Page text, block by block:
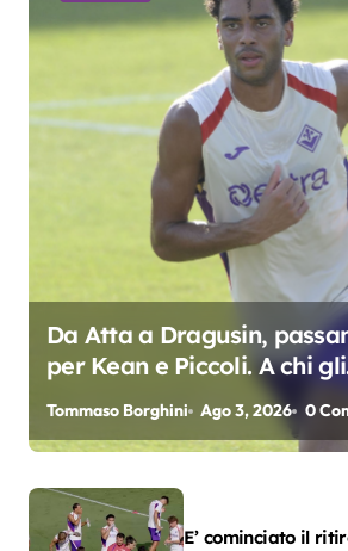
Da Atta a Dragusin,
per Kean e Piccoli. A chi gli
oscar del precampionato?
Tommaso Borghini Ago 3, 2026 0
E’ cominciato il